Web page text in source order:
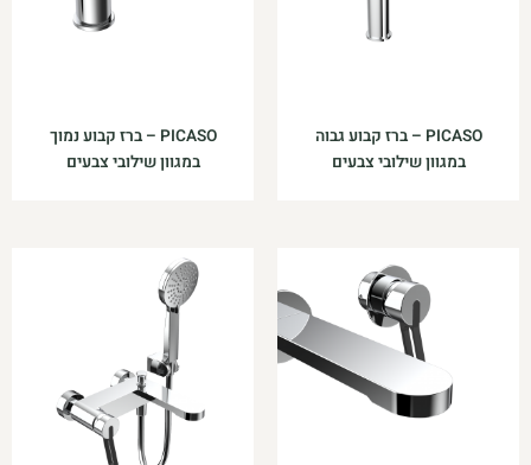
PICASO – ברז קבוע גבוה
במגוון שילובי צבעים
PICASO – ברז קבוע נמוך
במגוון שילובי צבעים